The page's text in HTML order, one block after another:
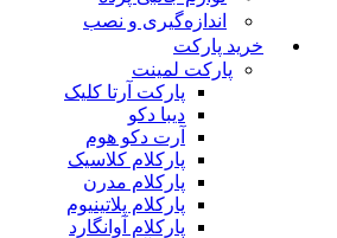
اندازه‌گیری و نصب
خرید پارکت
پارکت لمینت
پارکت آرتا کلیک
دیبا دکو
آرت دکو هوم
پارکلام کلاسیک
پارکلام مدرن
پارکلام پلاتینیوم
پارکلام آوانگارد